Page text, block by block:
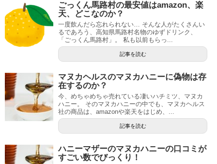
ごっくん馬路村の最安値はamazon、楽
天、どこなのか？
一度飲んだら忘れられない… そんな人がたくさんい
るであろう、高知県馬路村名物のゆずドリンク、
「ごっくん馬路村」。 私も以前もらっ...
記事を読む
マヌカヘルスのマヌカハニーに偽物は存
在するのか？
今、めちゃめちゃ売れている凄いハチミツ、マヌカ
ハニー。 そのマヌカハニーの中でも、マヌカヘルス
社の商品は、amazonや楽天をはじめ、...
記事を読む
ハニーマザーのマヌカハニーの口コミが
すごい数でびっくり！